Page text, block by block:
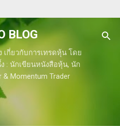
BLOG
เกี่ยวกับการเทรดหุ้น โดย
: นักเขียนหนังสือหุ้น, นัก
& Momentum Trader